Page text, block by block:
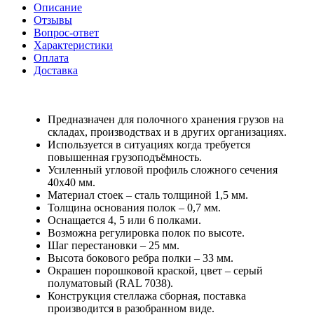
Описание
Отзывы
Вопрос-ответ
Характеристики
Оплата
Доставка
Предназначен для полочного хранения грузов на
складах, производствах и в других организациях.
Используется в ситуациях когда требуется
повышенная грузоподъёмность.
Усиленный угловой профиль сложного сечения
40х40 мм.
Материал стоек – сталь толщиной 1,5 мм.
Толщина основания полок – 0,7 мм.
Оснащается 4, 5 или 6 полками.
Возможна регулировка полок по высоте.
Шаг перестановки – 25 мм.
Высота бокового ребра полки – 33 мм.
Окрашен порошковой краской, цвет – серый
полуматовый (RAL 7038).
Конструкция стеллажа сборная, поставка
производится в разобранном виде.